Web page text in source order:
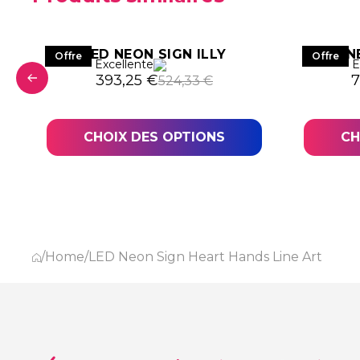
€.
€.
Offre LED NEON SIGN ILLY
Excellente
524,33€
Le prix initial était : 524,33 €.
393,25 €
Le prix actuel est : 393,25 €.
CHOIX DES OPTIONS
Offre
/Home/LED Neon Sign Heart Hands Line Art